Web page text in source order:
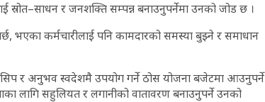
स्रोत–साधन र जनशक्ति सम्पन्न बनाउनुपर्नेमा उनको जोड छ ।
भएका कर्मचारीलाई पनि कामदारको समस्या बुझ्ने र समाधान
र अनुभव स्वदेशमै उपयोग गर्ने ठोस योजना बजेटमा आउनुपर्ने
लागि सहुलियत र लगानीको वातावरण बनाउनुपर्ने उनको